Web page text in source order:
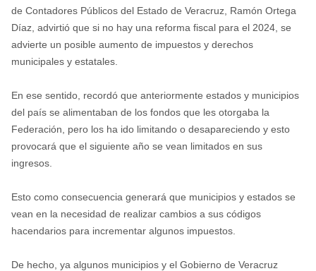
de Contadores Públicos del Estado de Veracruz, Ramón Ortega
Díaz, advirtió que si no hay una reforma fiscal para el 2024, se
advierte un posible aumento de impuestos y derechos
municipales y estatales.
En ese sentido, recordó que anteriormente estados y municipios
del país se alimentaban de los fondos que les otorgaba la
Federación, pero los ha ido limitando o desapareciendo y esto
provocará que el siguiente año se vean limitados en sus
ingresos.
Esto como consecuencia generará que municipios y estados se
vean en la necesidad de realizar cambios a sus códigos
hacendarios para incrementar algunos impuestos.
De hecho, ya algunos municipios y el Gobierno de Veracruz